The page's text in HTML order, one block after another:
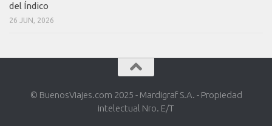
del Índico
26 JUN, 2026
© BuenosViajes.com 2025 - Mardigraf S.A. - Propiedad
intelectual Nro. E/T